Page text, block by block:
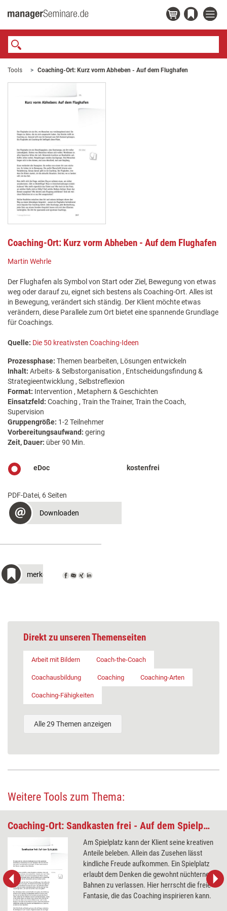
Tools Coaching-Ort: Kurz vorm Abheben - Auf dem Flughafen
Coaching-Ort: Kurz vorm Abheben - Auf dem Flughafen
Martin Wehrle
Der Flughafen als Symbol von Start oder Ziel, Bewegung von etwas
weg oder darauf zu, eignet sich bestens als Coaching-Ort. Alles ist
in Bewegung, verändert sich ständig. Der Klient möchte etwas
verändern, diese Parallele zum Ort bietet eine spannende Grundlage
für Coachings.
Quelle: Die 50 kreativsten Coaching-Ideen
Prozessphase: Themen bearbeiten, Lösungen entwickeln
Inhalt: Arbeits- & Selbstorganisation , Entscheidungsfindung &
Strategieentwicklung , Selbstreflexion
Format: Intervention , Metaphern & Geschichten
Einsatzfeld: Coaching , Train the Trainer, Train the Coach,
Supervision
Gruppengröße: 1-2 Teilnehmer
Vorbereitungsaufwand: gering
Zeit, Dauer: über 90 Min.
eDoc kostenfrei
PDF-Datei, 6 Seiten
Downloaden
merken
Direkt zu unseren Themenseiten
Arbeit mit Bildern Coach-the-Coach
Coachausbildung Coaching Coaching-Arten
Coaching-Fähigkeiten
Alle 29 Themen anzeigen
Weitere Tools zum Thema:
Coaching-Ort: Sandkasten frei - Auf dem Spielplatz
Am Spielplatz kann der Klient seine kreativen
Anteile beleben. Allein das Zusehen lässt
kindliche Freude aufkommen. Ein Spielplatz
erlaubt dem Denken die gewohnt nüchternen
Bahnen zu verlassen. Hier herrscht die freie
Fantasie, die das Coaching inspirieren kann.